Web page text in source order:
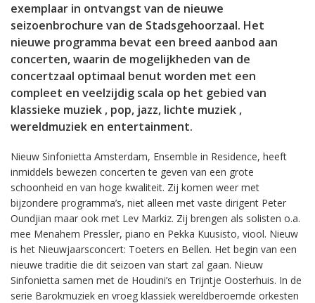
exemplaar in ontvangst van de nieuwe
seizoenbrochure van de Stadsgehoorzaal. Het
nieuwe programma bevat een breed aanbod aan
concerten, waarin de mogelijkheden van de
concertzaal optimaal benut worden met een
compleet en veelzijdig scala op het gebied van
klassieke muziek , pop, jazz, lichte muziek ,
wereldmuziek en entertainment.
Nieuw Sinfonietta Amsterdam, Ensemble in Residence, heeft
inmiddels bewezen concerten te geven van een grote
schoonheid en van hoge kwaliteit. Zij komen weer met
bijzondere programma’s, niet alleen met vaste dirigent Peter
Oundjian maar ook met Lev Markiz. Zij brengen als solisten o.a.
mee Menahem Pressler, piano en Pekka Kuusisto, viool. Nieuw
is het Nieuwjaarsconcert: Toeters en Bellen. Het begin van een
nieuwe traditie die dit seizoen van start zal gaan. Nieuw
Sinfonietta samen met de Houdini’s en Trijntje Oosterhuis. In de
serie Barokmuziek en vroeg klassiek wereldberoemde orkesten